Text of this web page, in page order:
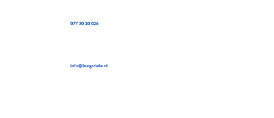
077 30 20 026
info@burgstate.nl